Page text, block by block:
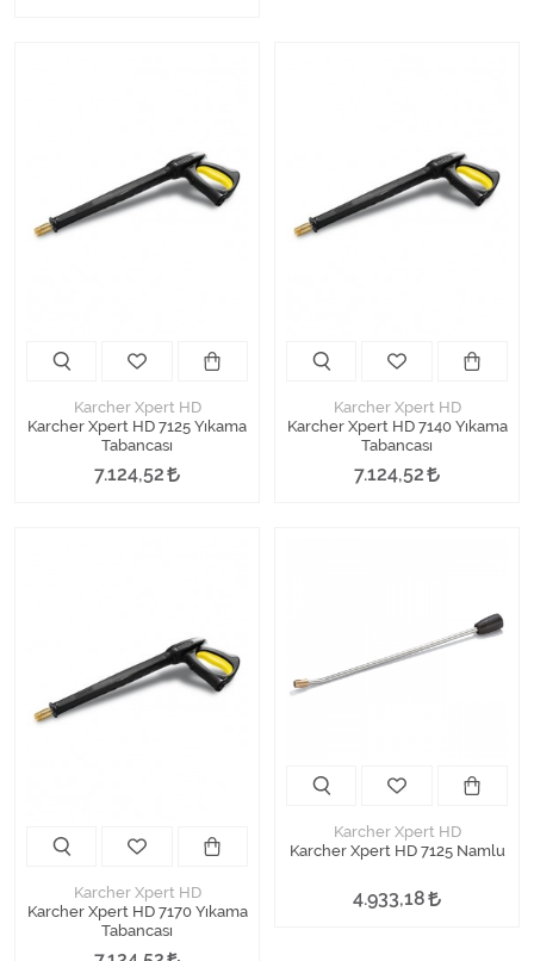
Karcher Xpert HD
Karcher Xpert HD 7125 Yıkama
Tabancası
7.124,52
Karcher Xpert HD
Karcher Xpert HD 7140 Yıkama
Tabancası
7.124,52
Karcher Xpert HD
Karcher Xpert HD 7170 Yıkama
Tabancası
Karcher Xpert HD
Karcher Xpert HD 7125 Namlu
4.933,18